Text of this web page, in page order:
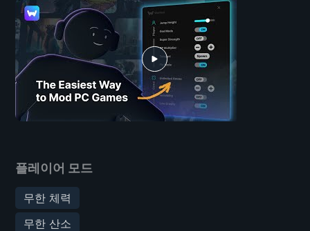
플레이어 모드
무한 체력
무한 산소